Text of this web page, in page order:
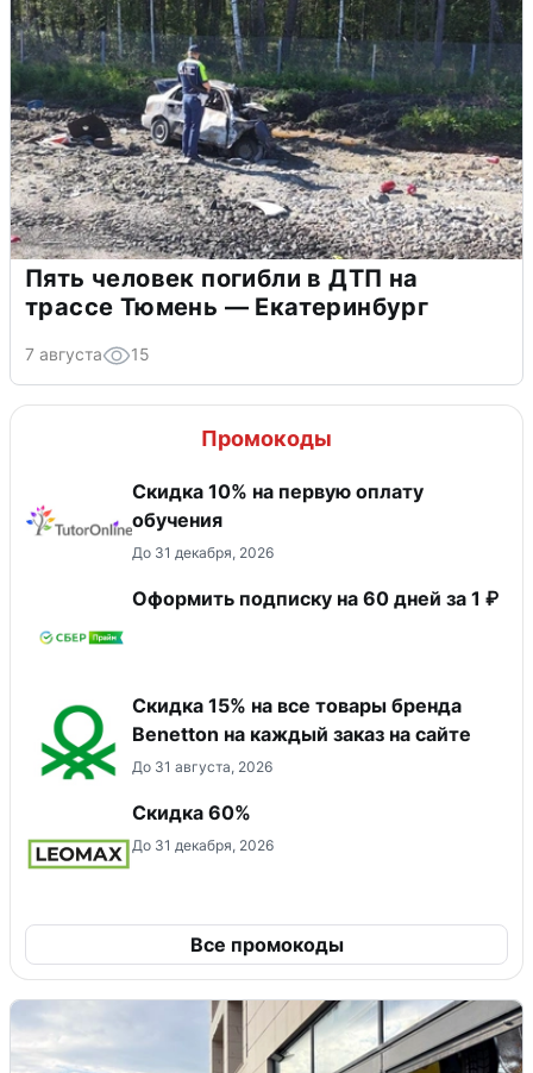
Пять человек погибли в ДТП на
трассе Тюмень — Екатеринбург
7 августа 15
Промокоды
Скидка 10% на первую оплату
обучения
До 31 декабря, 2026
Оформить подписку на 60 дней за 1 ₽
Скидка 15% на все товары бренда
Benetton на каждый заказ на сайте
До 31 августа, 2026
Скидка 60%
До 31 декабря, 2026
Все промокоды